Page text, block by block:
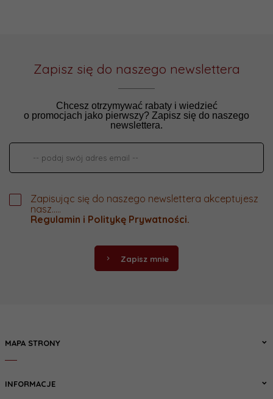
Zapisz się do naszego newslettera
Chcesz otrzymywać rabaty i wiedzieć
o promocjach jako pierwszy? Zapisz się do naszego
newslettera.
Zapisując się do naszego newslettera akceptujesz
nasz.....
Regulamin i Politykę Prywatności.
Zapisz mnie
MAPA STRONY
INFORMACJE